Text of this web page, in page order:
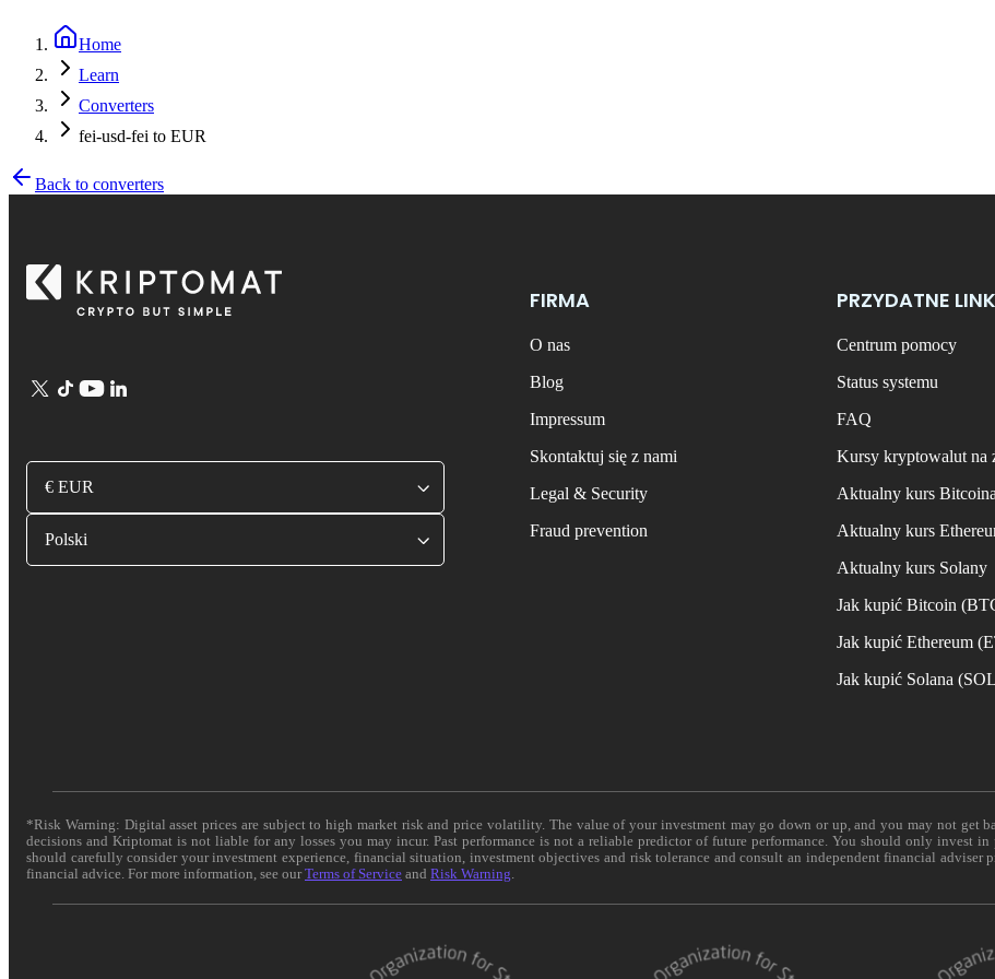
Home
Learn
Converters
fei-usd-fei to EUR
Back to converters
€ EUR
Polski
FIRMA
O nas
Blog
Impressum
Skontaktuj się z nami
Legal & Security
Fraud prevention
PRZYDATNE
Centrum pomocy
Status systemu
FAQ
Kursy kryptowalut na
Aktualny kurs Bitcoina
Aktualny kurs
Aktualny kurs Solany
Jak kupić Bitcoin
Jak kupić Ethereum
Jak kupić Solana
*Risk Warning: Digital asset prices are subject to high market risk and price volatility. The value of your investment may go down or up, and you may not get
decisions and Kriptomat is not liable for any losses you may incur. Past performance is not a reliable predictor of future performance. You should only invest
should carefully consider your investment experience, financial situation, investment objectives and risk tolerance and consult an independent financial adviser
financial advice. For more information, see ourTerms of Service and Risk Warning